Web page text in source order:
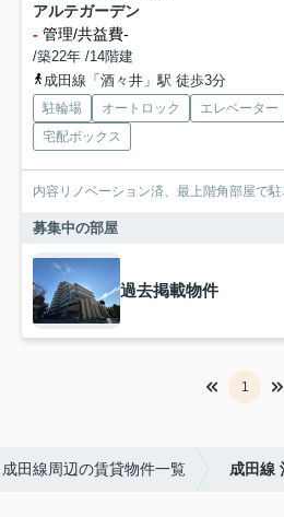
アルテガーデン
- 管理/共益費-
/築22年 /14階建
成田線「酒々井」駅 徒歩3分
駐輪場 オートロック エレベーター
宅配ボックス
内容リノベーション済、最上階角部屋で駐
募集中の部屋
過去掲載物件
1
成田線周辺の賃貸物件一覧 成田線